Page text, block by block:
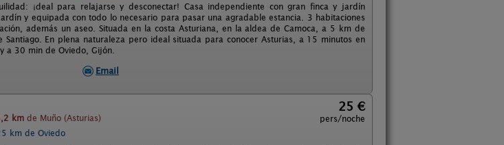
¡deal para relajarse y desconectar! Casa independiente con gran finca y jardín
y equipada con todo lo necesario para pasar una agradable estancia. 3 habitaciones
además un aseo. Situada en la costa Asturiana, en la aldea de Camoca, a 5 km de
En plena naturaleza pero ideal situada para conocer Asturias, a 15 minutos en
a 30 min de Oviedo, Gijón.
Email
km de Muño (Asturias)
25 €
pers/noche
km de Oviedo